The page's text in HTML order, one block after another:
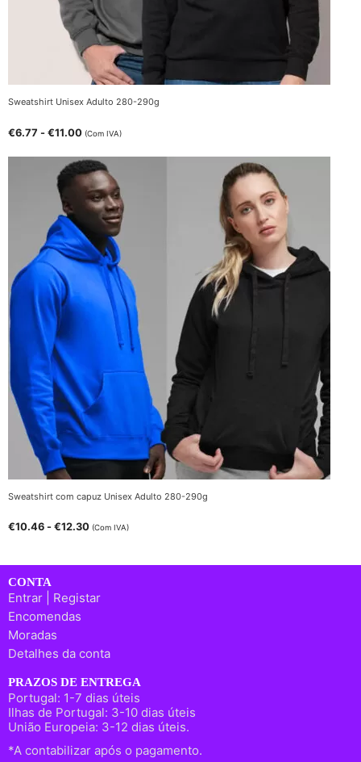
Sweatshirt Unisex Adulto 280-290g
€6.77 - €11.00 (Com IVA)
Sweatshirt com capuz Unisex Adulto 280-290g
€10.46 - €12.30 (Com IVA)
CONTA
Entrar | Registar
Encomendas
Moradas
Detalhes da conta
PRAZOS DE ENTREGA
Portugal: 1-7 dias úteis
Ilhas de Portugal: 3-10 dias úteis
União Europeia: 3-12 dias úteis.
*A contabilizar após o pagamento.